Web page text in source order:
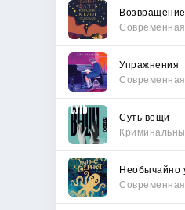
Упражнения
Суть вещи
Необычайно